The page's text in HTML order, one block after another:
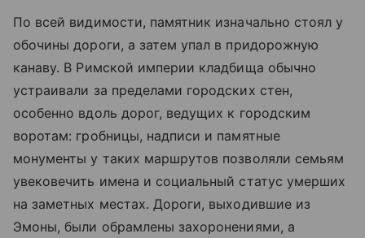
По всей видимости, памятник изначально стоял у
обочины дороги, а затем упал в придорожную
канаву. В Римской империи кладбища обычно
устраивали за пределами городских стен,
особенно вдоль дорог, ведущих к городским
воротам: гробницы, надписи и памятные
монументы у таких маршрутов позволяли семьям
увековечить имена и социальный статус умерших
на заметных местах. Дороги, выходившие из
Эмоны, были обрамлены захоронениями, а